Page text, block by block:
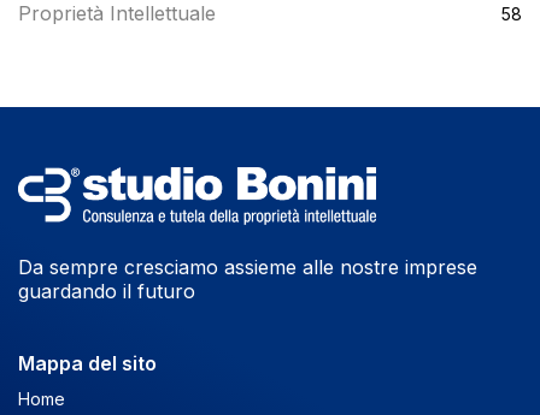
Proprietà Intellettuale 58
Da sempre cresciamo assieme alle nostre imprese
guardando il futuro
Mappa del sito
Home